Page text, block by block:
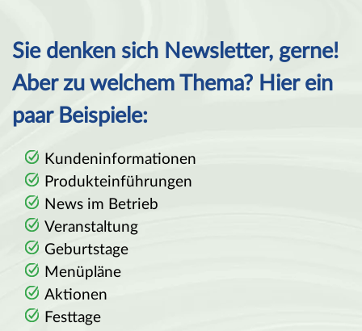
Sie denken sich Newsletter, gerne!
Aber zu welchem Thema? Hier ein
paar Beispiele:
Kundeninformationen
Produkteinführungen
News im Betrieb
Veranstaltung
Geburtstage
Menüpläne
Aktionen
Festtage